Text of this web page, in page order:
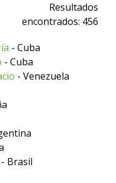
Resultados
encontrados: 456
- Cuba
- Cuba
- Venezuela
- Brasil